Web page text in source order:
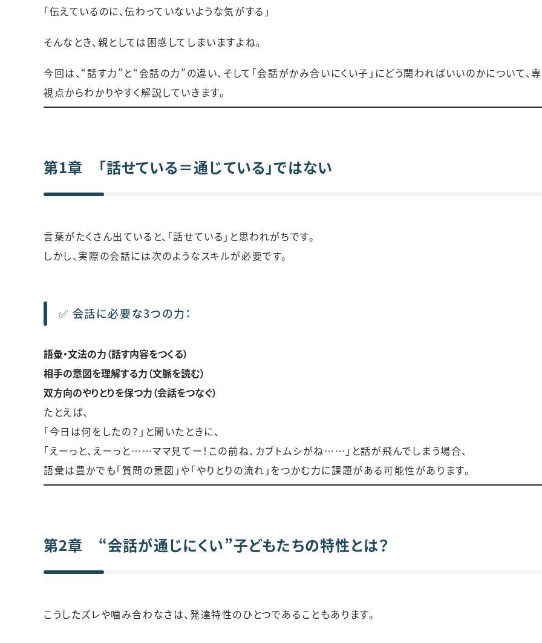
「伝えているのに、伝わっていないような気がする」
そんなとき、親としては困惑してしまいますよね。
今回は、“話す力”と“会話の力”の違い、そして「会話がかみ合いにくい子」にどう関わればいいのかについて、
視点からわかりやすく解説していきます。
第1章 「話せている＝通じている」ではない
言葉がたくさん出ていると、「話せている」と思われがちです。
しかし、実際の会話には次のようなスキルが必要です。
✅ 会話に必要な3つの力：
語彙・文法の力（話す内容をつくる）
相手の意図を理解する力（文脈を読む）
双方向のやりとりを保つ力（会話をつなぐ）
たとえば、
「今日は何をしたの？」と聞いたときに、
「えーっと、えーっと……ママ見てー！この前ね、カブトムシがね……」と話が飛んでしまう場合、
語彙は豊かでも「質問の意図」や「やりとりの流れ」をつかむ力に課題がある可能性があります。
第2章 “会話が通じにくい”子どもたちの特性とは？
こうしたズレや噛み合わなさは、発達特性のひとつであることもあります。